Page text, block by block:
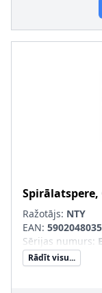
Spirālatspere,
Ražotājs: NTY
EAN:
Sērijas numurs:
Rādīt visu...